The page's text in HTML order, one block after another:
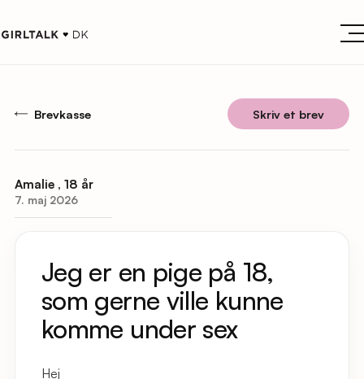
Brevkasse Skriv et brev
Amalie , 18 år
7. maj 2026
Jeg er en pige på 18,
som gerne ville kunne
komme under sex
Hej